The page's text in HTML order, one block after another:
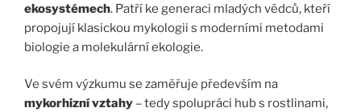
ekosystémech. Patří ke generaci mladých vědců, kteří
propojují klasickou mykologii s moderními metodami
biologie a molekulární ekologie.
Ve svém výzkumu se zaměřuje především na
mykorhizní vztahy – tedy spolupráci hub s rostlinami,